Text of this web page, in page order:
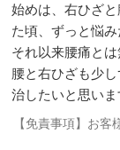
始めは、右ひざ
た頃、ずっと悩
それ以来腰痛と
腰と右ひざも少
治したいと思いま
【免責事項】お